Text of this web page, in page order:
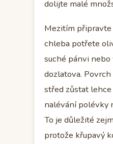
dolijte malé
Mezitím
chleba potřete
suché pánvi
dozlatova.
střed zůstat
nalévání polévky
To je důležité
protože křupavý